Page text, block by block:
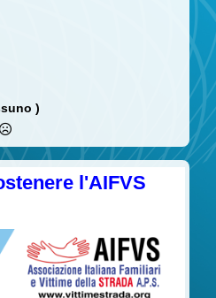
)
l'AIFVS